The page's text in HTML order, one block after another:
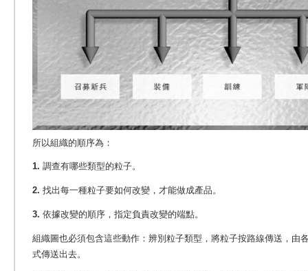
所以組織的順序為：
1. 調查有哪些類型的粒子。
2. 找出每一種粒子要如何改變，才能做成產品。
3. 依據改變的順序，指定負責改變的端點。
組織圖也必須包含這些動作：辨別粒子類型，將粒子按路線傳送，由
式傳送出去。